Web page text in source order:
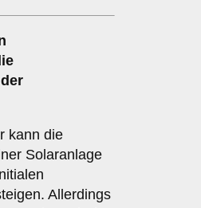
der
kann die
Solaranlage
Allerdings